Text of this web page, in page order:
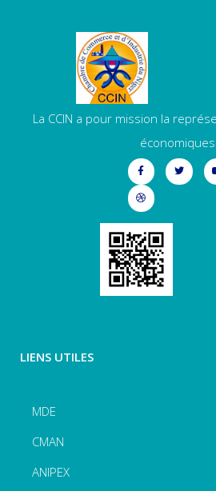
La CCIN a pour mission la
économiques.
LIENS UTILES
MDE
CMAN
ANIPEX